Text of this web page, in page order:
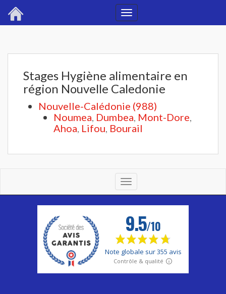
Toggle
Stages Hygiène alimentaire en
région Nouvelle Caledonie
Nouvelle-Calédonie (988)
Noumea, Dumbea, Mont-Dore,
Ahoa, Lifou, Bourail
Toggle
navigation